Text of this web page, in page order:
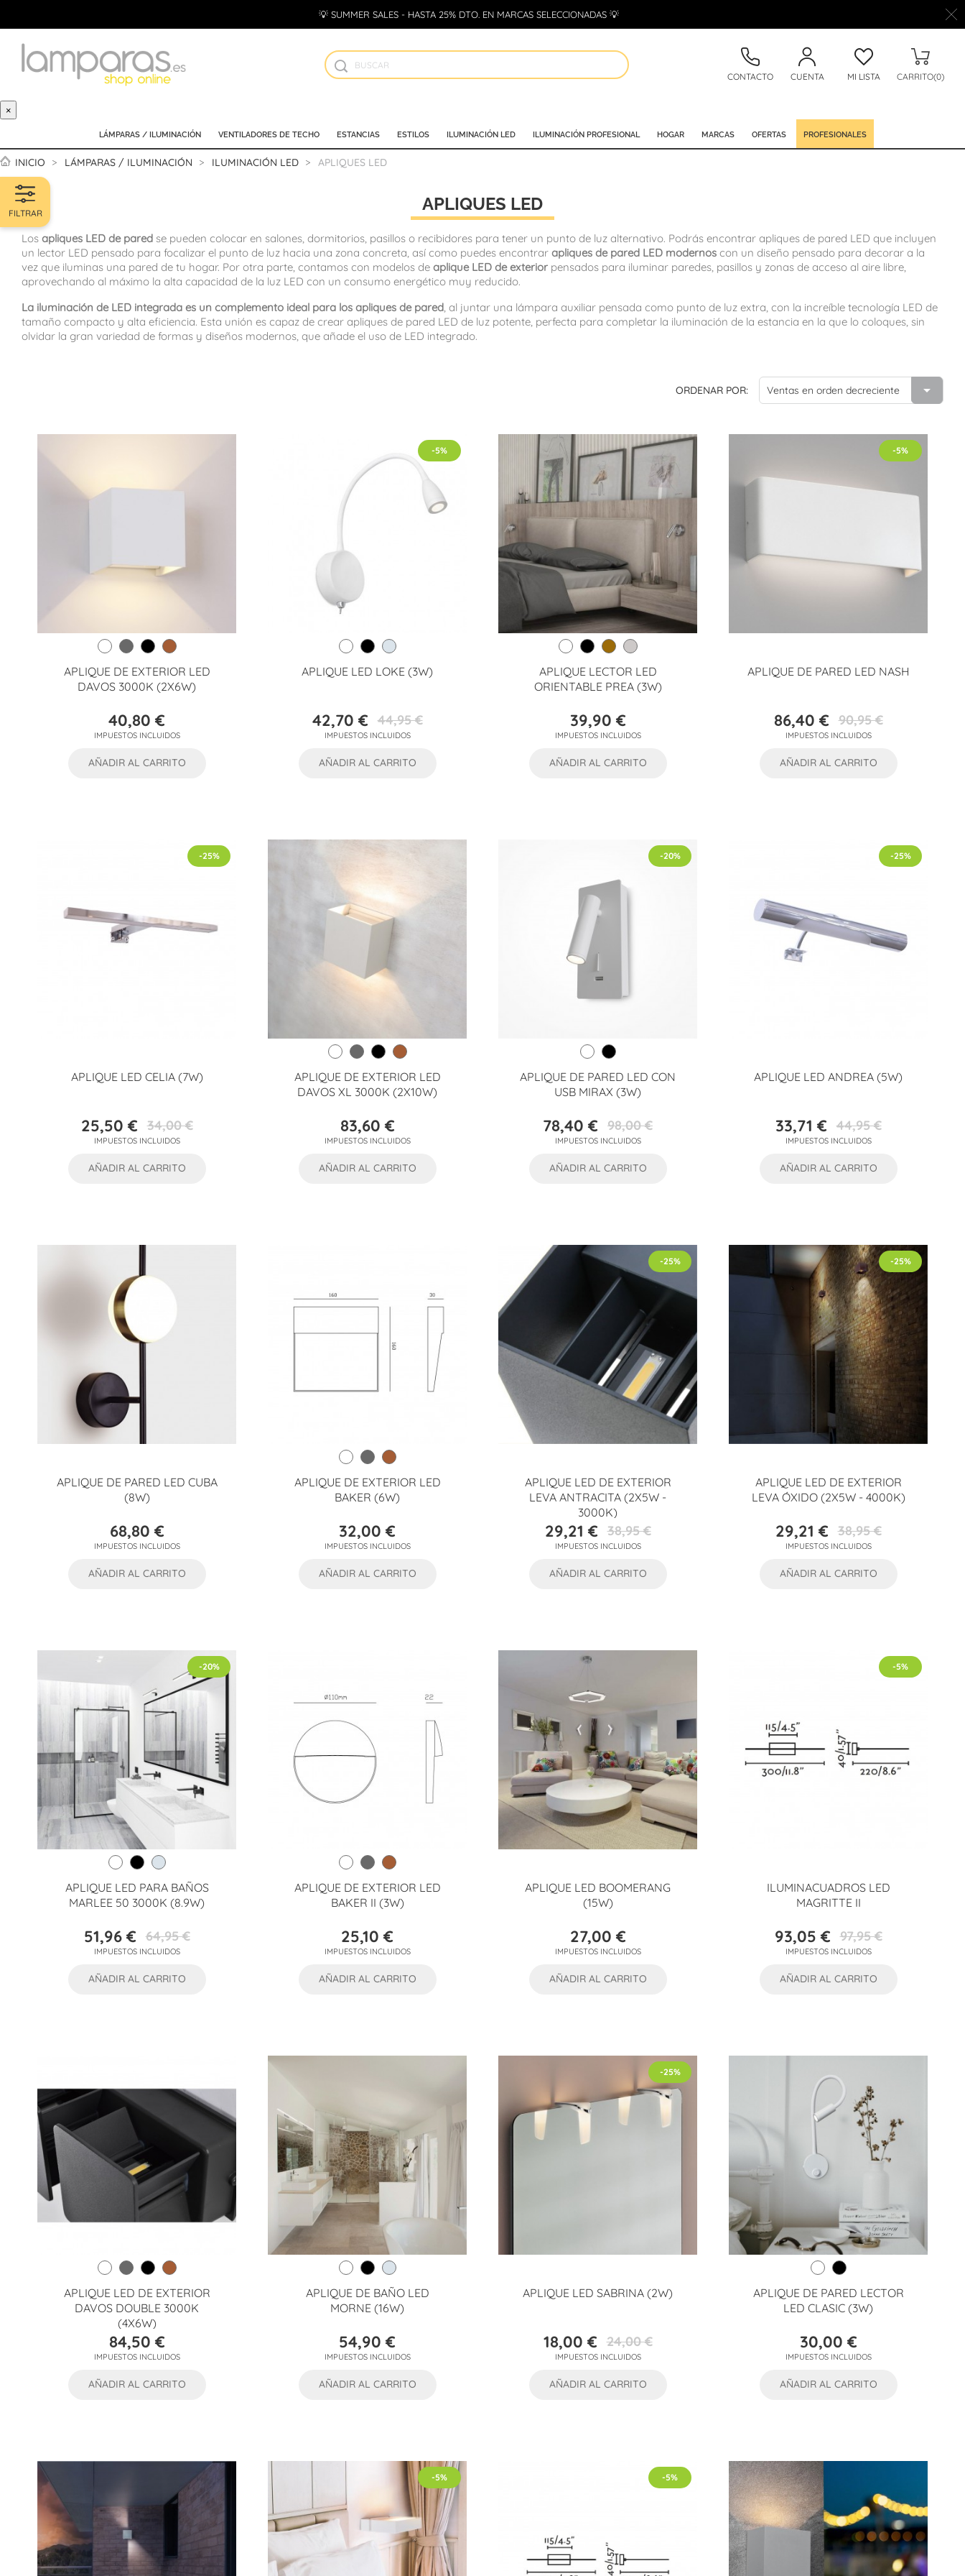
💡 SUMMER SALES - HASTA 25% DTO. EN MARCAS SELECCIONADAS 💡
CONTACTO CUENTA MI LISTA CARRITO(0)
×
LÁMPARAS / ILUMINACIÓN VENTILADORES DE TECHO ESTANCIAS ESTILOS ILUMINACIÓN LED ILUMINACIÓN PROFESIONAL HOGAR MARCAS OFERTAS PROFESIONALES
INICIO LÁMPARAS / ILUMINACIÓN ILUMINACIÓN LED APLIQUES LED
FILTRAR APLIQUES LED
Los apliques LED de pared se pueden colocar en salones, dormitorios, pasillos o recibidores para tener un punto de luz alternativo. Podrás encontrar apliques de pared LED que incluyen
un lector LED pensado para focalizar el punto de luz hacia una zona concreta, así como puedes encontrar apliques de pared LED modernos con un diseño pensado para decorar a la
vez que iluminas una pared de tu hogar. Por otra parte, contamos con modelos de aplique LED de exterior pensados para iluminar paredes, pasillos y zonas de acceso al aire libre,
aprovechando al máximo la alta capacidad de la luz LED con un consumo energético muy reducido.
La iluminación de LED integrada es un complemento ideal para los apliques de pared , al juntar una lámpara auxiliar pensada como punto de luz extra, con la increíble tecnología LED de
tamaño compacto y alta eficiencia. Esta unión es capaz de crear apliques de pared LED de luz potente, perfecta para completar la iluminación de la estancia en la que lo coloques, sin
olvidar la gran variedad de formas y diseños modernos, que añade el uso de LED integrado.
ORDENAR POR: Ventas en orden decreciente 
APLIQUE DE EXTERIOR LED
DAVOS 3000K (2X6W)
Precio
40,80 €
IMPUESTOS INCLUIDOS
AÑADIR AL CARRITO
APLIQUE LED LOKE (3W)
Precio
42,70 €Precio
base
44,95 €
IMPUESTOS INCLUIDOS
-5%
AÑADIR AL CARRITO
APLIQUE LECTOR LED
ORIENTABLE PREA (3W)
Precio
39,90 €
IMPUESTOS INCLUIDOS
AÑADIR AL CARRITO
APLIQUE DE PARED LED NASH
Precio
86,40 €Precio
base
90,95 €
IMPUESTOS INCLUIDOS
-5%
AÑADIR AL CARRITO
APLIQUE LED CELIA (7W)
Precio
25,50 €Precio
base
34,00 €
IMPUESTOS INCLUIDOS
-25%
AÑADIR AL CARRITO
APLIQUE DE EXTERIOR LED
DAVOS XL 3000K (2X10W)
Precio
83,60 €
IMPUESTOS INCLUIDOS
AÑADIR AL CARRITO
APLIQUE DE PARED LED CON
USB MIRAX (3W)
Precio
78,40 €Precio
base
98,00 €
IMPUESTOS INCLUIDOS
-20%
AÑADIR AL CARRITO
APLIQUE LED ANDREA (5W)
Precio
33,71 € Precio
base
44,95 €
IMPUESTOS INCLUIDOS
-25%
AÑADIR AL CARRITO
APLIQUE DE PARED LED CUBA
(8W)
Precio
68,80 €
IMPUESTOS INCLUIDOS
AÑADIR AL CARRITO
APLIQUE DE EXTERIOR LED
BAKER (6W)
Precio
32,00 €
IMPUESTOS INCLUIDOS
AÑADIR AL CARRITO
APLIQUE LED DE EXTERIOR
LEVA ANTRACITA (2X5W -
3000K)
Precio
29,21 €Precio
base
38,95 €
IMPUESTOS INCLUIDOS
-25%
AÑADIR AL CARRITO
APLIQUE LED DE EXTERIOR
LEVA ÓXIDO (2X5W - 4000K)
Precio
29,21 €Precio
base
38,95 €
IMPUESTOS INCLUIDOS
-25%
AÑADIR AL CARRITO
APLIQUE LED PARA BAÑOS
MARLEE 50 3000K (8.9W)
Precio
51,96 € Precio
base
64,95 €
IMPUESTOS INCLUIDOS
-20%
AÑADIR AL CARRITO
APLIQUE DE EXTERIOR LED
BAKER II (3W)
Precio
25,10 €
IMPUESTOS INCLUIDOS
AÑADIR AL CARRITO
APLIQUE LED BOOMERANG
(15W)
Precio
27,00 €
IMPUESTOS INCLUIDOS
AÑADIR AL CARRITO
ILUMINACUADROS LED
MAGRITTE II
Precio
93,05 €Precio
base
97,95 €
IMPUESTOS INCLUIDOS
-5%
AÑADIR AL CARRITO
APLIQUE LED DE EXTERIOR
DAVOS DOUBLE 3000K
(4X6W)
Precio
84,50 €
IMPUESTOS INCLUIDOS
AÑADIR AL CARRITO
APLIQUE DE BAÑO LED
MORNE (16W)
Precio
54,90 €
IMPUESTOS INCLUIDOS
AÑADIR AL CARRITO
APLIQUE LED SABRINA (2W)
Precio
18,00 € Precio
base
24,00 €
IMPUESTOS INCLUIDOS
-25%
AÑADIR AL CARRITO
APLIQUE DE PARED LECTOR
LED CLASIC (3W)
Precio
30,00 €
IMPUESTOS INCLUIDOS
AÑADIR AL CARRITO
-5% -5%